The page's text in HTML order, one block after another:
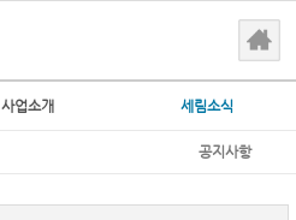
사업소개 세림소식
공지사항